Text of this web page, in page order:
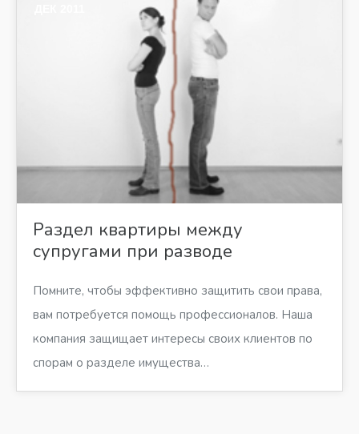
Раздел квартиры между
супругами при разводе
Помните, чтобы эффективно защитить свои права,
вам потребуется помощь профессионалов. Наша
компания защищает интересы своих клиентов по
спорам о разделе имущества…